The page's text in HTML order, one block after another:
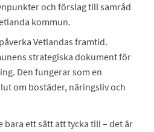
och förslag till samråd
kommun.
Vetlandas framtid.
strategiska dokument för
Den fungerar som en
om bostäder, näringsliv och
bara ett sätt att tycka till – det är